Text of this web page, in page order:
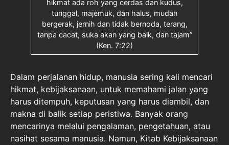
hikmat ada roh yang cerdas dan kudus,
tunggal, majemuk, dan halus, mudah
bergerak, jernih dan tidak bernoda, terang,
tanpa cacat, suka akan yang baik, dan tajam”
(Ken. 7:22)
Dalam perjalanan hidup, manusia sering kali mencari
hikmat, kebijaksanaan, untuk memahami jalan yang
harus ditempuh, keputusan yang harus diambil, dan
makna di balik setiap peristiwa. Banyak orang
mencarinya melalui pengalaman, pengetahuan, atau
nasihat sesama manusia. Namun, Kitab Kebijaksanaan